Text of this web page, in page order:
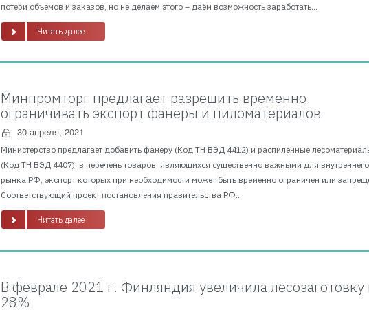
потери объемов и заказов, но не делаем этого – даём возможность заработать...
Читать далее
Минпромторг предлагает разрешить временно
ограничивать экспорт фанеры и пиломатериалов
30 апреля, 2021
Министерство предлагает добавить фанеру (Код ТН ВЭД 4412) и распиленные
(Код ТН ВЭД 4407) в перечень товаров, являющихся существенно важными для внутреннего
рынка РФ, экспорт которых при необходимости может быть временно ограничен или
Соответствующий проект постановления правительства РФ...
Читать далее
В феврале 2021 г. Финляндия увеличила лесозаготовку
28%